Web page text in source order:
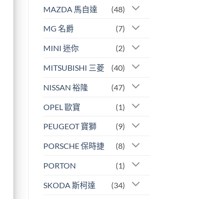
MAZDA 馬自達 (48)
MG 名爵 (7)
MINI 迷你 (2)
MITSUBISHI 三菱 (40)
NISSAN 裕隆 (47)
OPEL 歐寶 (1)
PEUGEOT 寶獅 (9)
PORSCHE 保時捷 (8)
PORTON (1)
SKODA 斯柯達 (34)